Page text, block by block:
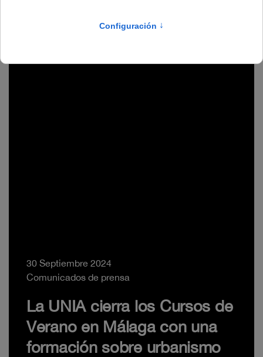
30 Septiembre 2024
Comunicados de prensa
La UNIA cierra los Cursos de
Verano en Málaga con una
formación sobre urbanismo